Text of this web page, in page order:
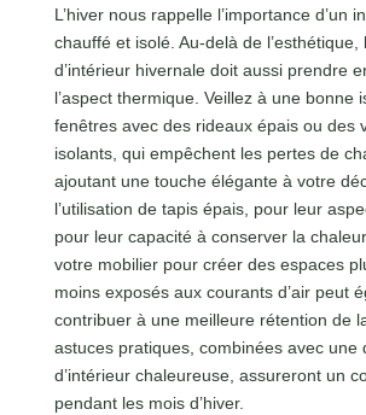
L’hiver nous rappelle l’importance d’un
chauffé et isolé. Au-delà de l’esthétique,
d’intérieur hivernale doit aussi prendre
l’aspect thermique. Veillez à une bonne
fenêtres avec des rideaux épais ou des
isolants, qui empêchent les pertes de
ajoutant une touche élégante à votre
l’utilisation de tapis épais, pour leur
pour leur capacité à conserver la
votre mobilier pour créer des espaces
moins exposés aux courants d’air peut
contribuer à une meilleure rétention de
astuces pratiques, combinées avec une
d’intérieur chaleureuse, assureront un
pendant les mois d’hiver.